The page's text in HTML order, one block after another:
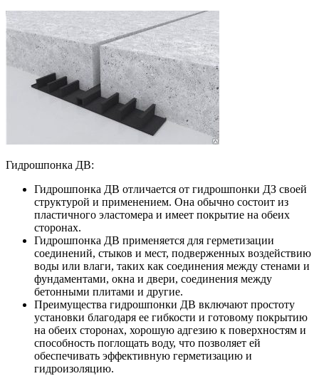
Гидрошпонка ДВ:
Гидрошпонка ДВ отличается от гидрошпонки ДЗ своей
структурой и применением. Она обычно состоит из
пластичного эластомера и имеет покрытие на обеих
сторонах.
Гидрошпонка ДВ применяется для герметизации
соединений, стыков и мест, подверженных воздействию
воды или влаги, таких как соединения между стенами и
фундаментами, окна и двери, соединения между
бетонными плитами и другие.
Преимущества гидрошпонки ДВ включают простоту
установки благодаря ее гибкости и готовому покрытию
на обеих сторонах, хорошую адгезию к поверхностям и
способность поглощать воду, что позволяет ей
обеспечивать эффективную герметизацию и
гидроизоляцию.